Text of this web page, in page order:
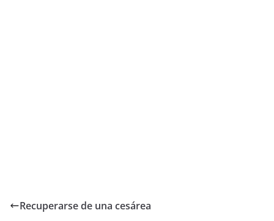
Recuperarse de una cesárea